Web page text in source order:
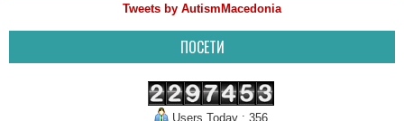
Tweets by AutismMacedonia
ПОСЕТИ
Users Today : 356